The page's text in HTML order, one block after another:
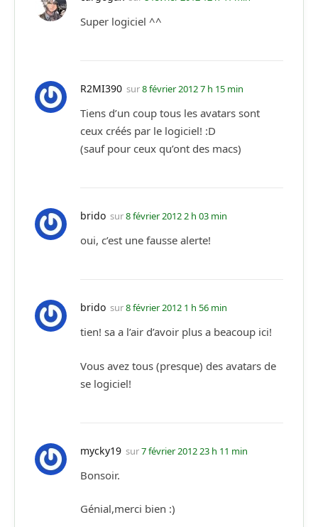
Super logiciel ^^
R2MI390 sur8 février 2012 7 h 15 min
Tiens d’un coup tous les avatars sont
ceux créés par le logiciel! :D
(sauf pour ceux qu’ont des macs)
brido sur8 février 2012 2 h 03 min
oui, c’est une fausse alerte!
brido sur8 février 2012 1 h 56 min
tien! sa a l’air d’avoir plus a beacoup ici!
Vous avez tous (presque) des avatars de
se logiciel!
mycky19 sur7 février 2012 23 h 11 min
Bonsoir.
Génial,merci bien :)